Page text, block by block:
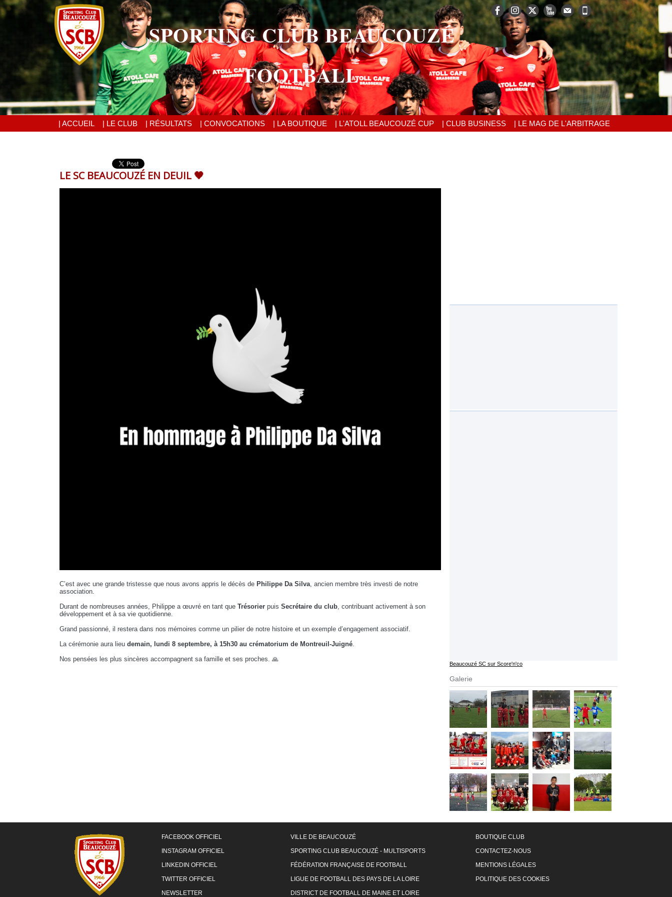
SPORTING CLUB BEAUCOUZÉ
FOOTBALL
| ACCUEIL | LE CLUB | RÉSULTATS | CONVOCATIONS | LA BOUTIQUE | L'ATOLL BEAUCOUZÉ CUP | CLUB BUSINESS | LE MAG DE L'ARBITRAGE
LE SC BEAUCOUZÉ EN DEUIL 🖤
C’est avec une grande tristesse que nous avons appris le décès de Philippe Da Silva, ancien membre très investi de notre
association.
Durant de nombreuses années, Philippe a œuvré en tant que Trésorier puis Secrétaire du club, contribuant activement à son
développement et à sa vie quotidienne.
Grand passionné, il restera dans nos mémoires comme un pilier de notre histoire et un exemple d’engagement associatif.
La cérémonie aura lieu demain, lundi 8 septembre, à 15h30 au crématorium de Montreuil-Juigné.
Nos pensées les plus sincères accompagnent sa famille et ses proches. 🙏
Beaucouzé SC sur Score'n'co
Galerie
FACEBOOK OFFICIEL
INSTAGRAM OFFICIEL
LINKEDIN OFFICIEL
TWITTER OFFICIEL
NEWSLETTER
VILLE DE BEAUCOUZÉ
SPORTING CLUB BEAUCOUZÉ - MULTISPORTS
FÉDÉRATION FRANÇAISE DE FOOTBALL
LIGUE DE FOOTBALL DES PAYS DE LA LOIRE
DISTRICT DE FOOTBALL DE MAINE ET LOIRE
BOUTIQUE CLUB
CONTACTEZ-NOUS
MENTIONS LÉGALES
POLITIQUE DES COOKIES